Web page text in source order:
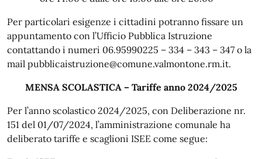
Per particolari esigenze i cittadini potranno fissare un
appuntamento con l’Ufficio Pubblica Istruzione
contattando i numeri 06.95990225 – 334 – 343 – 347 o la
mail pubblicaistruzione@comune.valmontone.rm.it.
MENSA SCOLASTICA – Tariffe anno 2024/2025
Per l’anno scolastico 2024/2025, con Deliberazione nr.
151 del 01/07/2024, l’amministrazione comunale ha
deliberato tariffe e scaglioni ISEE come segue: